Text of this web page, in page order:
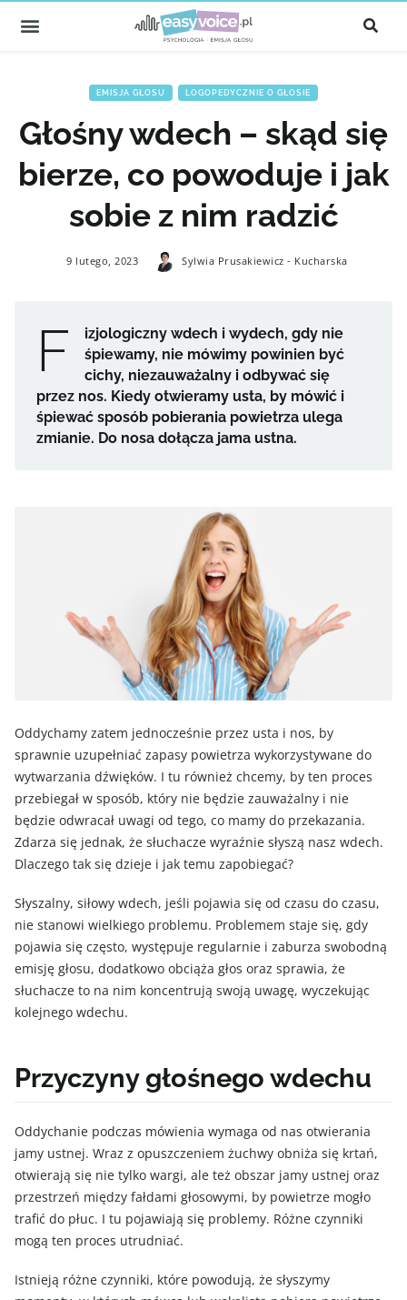
EMISJA GŁOSU LOGOPEDYCZNIE O GŁOSIE
Głośny wdech – skąd się
bierze, co powoduje i jak
sobie z nim radzić
9 lutego, 2023 Sylwia Prusakiewicz - Kucharska
F
izjologiczny wdech i wydech, gdy nie
śpiewamy, nie mówimy powinien być
cichy, niezauważalny i odbywać się
przez nos. Kiedy otwieramy usta, by mówić i
śpiewać sposób pobierania powietrza ulega
zmianie. Do nosa dołącza jama ustna.
Oddychamy zatem jednocześnie przez usta i nos, by
sprawnie uzupełniać zapasy powietrza wykorzystywane do
wytwarzania dźwięków. I tu również chcemy, by ten proces
przebiegał w sposób, który nie będzie zauważalny i nie
będzie odwracał uwagi od tego, co mamy do przekazania.
Zdarza się jednak, że słuchacze wyraźnie słyszą nasz wdech.
Dlaczego tak się dzieje i jak temu zapobiegać?
Słyszalny, siłowy wdech, jeśli pojawia się od czasu do czasu,
nie stanowi wielkiego problemu. Problemem staje się, gdy
pojawia się często, występuje regularnie i zaburza swobodną
emisję głosu, dodatkowo obciąża głos oraz sprawia, że
słuchacze to na nim koncentrują swoją uwagę, wyczekując
kolejnego wdechu.
Przyczyny głośnego wdechu
Oddychanie podczas mówienia wymaga od nas otwierania
jamy ustnej. Wraz z opuszczeniem żuchwy obniża się krtań,
otwierają się nie tylko wargi, ale też obszar jamy ustnej oraz
przestrzeń między fałdami głosowymi, by powietrze mogło
trafić do płuc. I tu pojawiają się problemy. Różne czynniki
mogą ten proces utrudniać.
Istnieją różne czynniki, które powodują, że słyszymy